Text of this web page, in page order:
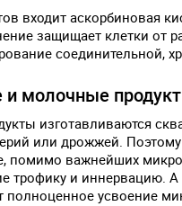
входит аскорбиновая
защищает клетки от
соединительной,
молочные
изготавливаются
или дрожжей. Поэтому
помимо важнейших
трофику и иннервацию.
полноценное усвоение